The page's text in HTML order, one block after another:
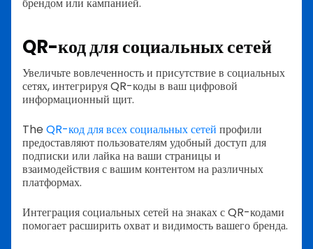
QR-код для социальных сетей
Увеличьте вовлеченность и присутствие в социальных
сетях, интегрируя QR-коды в ваш цифровой
информационный щит.
The QR-код для всех социальных сетей профили
предоставляют пользователям удобный доступ для
подписки или лайка на ваши страницы и
взаимодействия с вашим контентом на различных
платформах.
Интеграция социальных сетей на знаках с QR-кодами
помогает расширить охват и видимость вашего бренда.